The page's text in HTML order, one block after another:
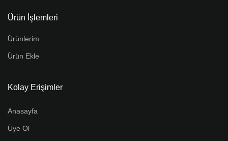
Ürün İşlemleri
Ürünlerim
Ürün Ekle
Kolay Erişimler
Anasayfa
Üye Ol